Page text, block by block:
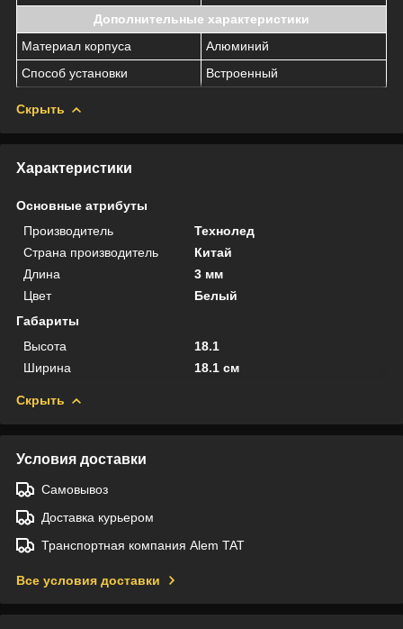
Дополнительные характеристики
Материал корпуса
Алюминий
Способ установки
Встроенный
Скрыть
Характеристики
Основные атрибуты
Производитель
Технолед
Страна производитель
Китай
Длина
3 мм
Цвет
Белый
Габариты
Высота
18.1
Ширина
18.1 см
Скрыть
Условия доставки
Самовывоз
Доставка курьером
Транспортная компания Alem TAT
Все условия доставки